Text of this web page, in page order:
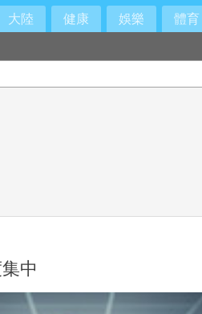
大陸 健康 娛樂 體育
中